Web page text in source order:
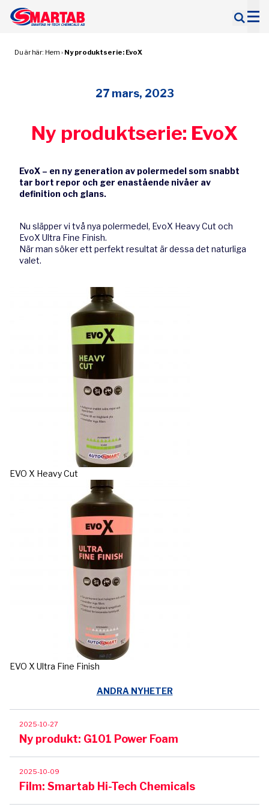
Sök
Du är här: Hem › Ny produktserie: EvoX
27 mars, 2023
Ny produktserie: EvoX
EvoX – en ny generation av polermedel som snabbt
tar bort repor och ger enastående nivåer av
definition och glans.
Nu släpper vi två nya polermedel, EvoX Heavy Cut och
EvoX Ultra Fine Finish.
När man söker ett perfekt resultat är dessa det naturliga
valet.
EVO X Heavy Cut
EVO X Ultra Fine Finish
ANDRA NYHETER
2025-10-27
Ny produkt: G101 Power Foam
2025-10-09
Film: Smartab Hi-Tech Chemicals